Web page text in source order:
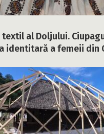
textil al Doljului.
identitară a femeii din